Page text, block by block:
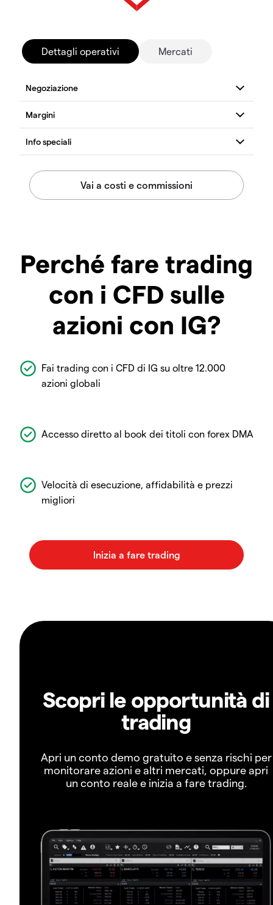
Dettagli operativi Mercati
Perché fare trading
con i CFD sulle
azioni con IG?
Fai trading con i CFD di IG su oltre 12.000
azioni globali
Accesso diretto al book dei titoli con forex DMA
Velocità di esecuzione, affidabilità e prezzi
migliori
Scopri le opportunità di
trading
Apri un conto demo gratuito e senza rischi per
monitorare azioni e altri mercati, oppure apri
un conto reale e inizia a fare trading.